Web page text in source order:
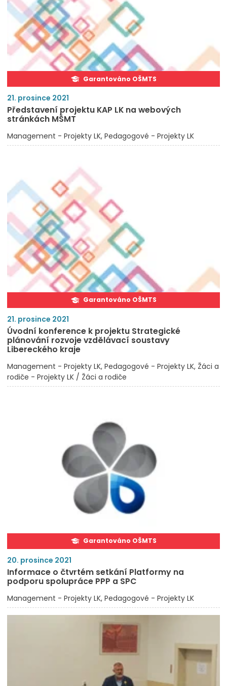
Garantováno OŠMTS
21. prosince 2021
Představení projektu KAP LK na webových
stránkách MŠMT
Management - Projekty LK Pedagogové - Projekty LK
Garantováno OŠMTS
21. prosince 2021
Úvodní konference k projektu Strategické
plánování rozvoje vzdělávací soustavy
Libereckého kraje
Management - Projekty LK Pedagogové - Projekty LK Žáci a
rodiče - Projekty LK / Žáci a rodiče
Garantováno OŠMTS
20. prosince 2021
Informace o čtvrtém setkání Platformy na
podporu spolupráce PPP a SPC
Management - Projekty LK Pedagogové - Projekty LK